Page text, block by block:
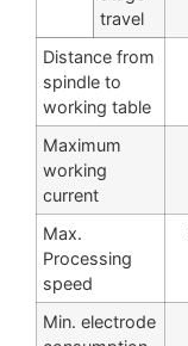
travel
Distance from
spindle to
working table
Maximum
working
current
Max.
Processing
speed
Min. electrode